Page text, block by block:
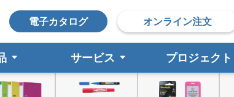
電子カタログ オンライン注文
サービス プロジェクト